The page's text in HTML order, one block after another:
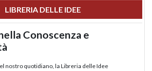
LIBRERIA DELLE IDEE
Conoscenza e
nostro quotidiano, la Libreria delle Idee